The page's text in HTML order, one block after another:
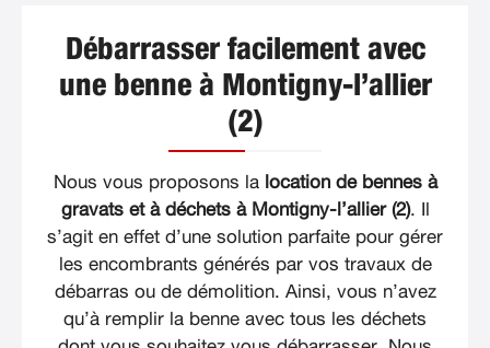
Débarrasser facilement avec
une benne à Montigny-l’allier
(2)
Nous vous proposons la location de bennes à
gravats et à déchets à Montigny-l’allier (2). Il
s’agit en effet d’une solution parfaite pour gérer
les encombrants générés par vos travaux de
débarras ou de démolition. Ainsi, vous n’avez
qu’à remplir la benne avec tous les déchets